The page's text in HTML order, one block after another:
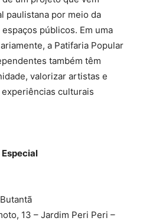
paulistana por meio da
públicos. Em uma
a Patifaria Popular
também têm
valorizar artistas e
culturais
13 – Jardim Peri Peri –